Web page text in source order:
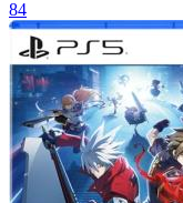
84